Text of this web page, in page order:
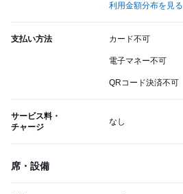
利用金額分布を見る
支払い方法 カード不可
電子マネー不可
QRコード決済不可
サービス料・
チャージ
なし
席・設備